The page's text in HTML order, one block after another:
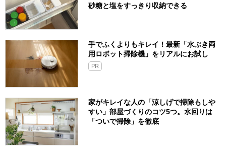
砂糖と塩をすっきり収納できる
手でふくよりもキレイ！最新「水ぶき両
用ロボット掃除機」をリアルにお試し
PR
家がキレイな人の「涼しげで掃除もしや
すい」部屋づくりのコツ5つ。水回りは
「ついで掃除」を徹底